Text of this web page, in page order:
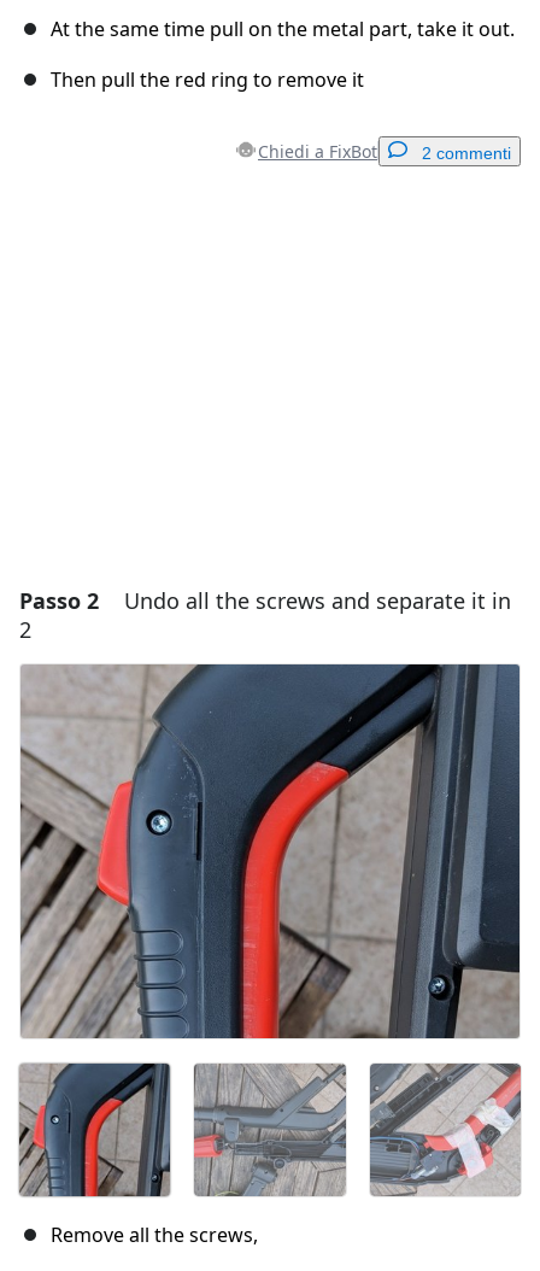
At the same time pull on the metal part, take it out.
Then pull the red ring to remove it
Chiedi a FixBot 2 commenti
Passo 2
Undo all the screws and separate it in
2
Remove all the screws,